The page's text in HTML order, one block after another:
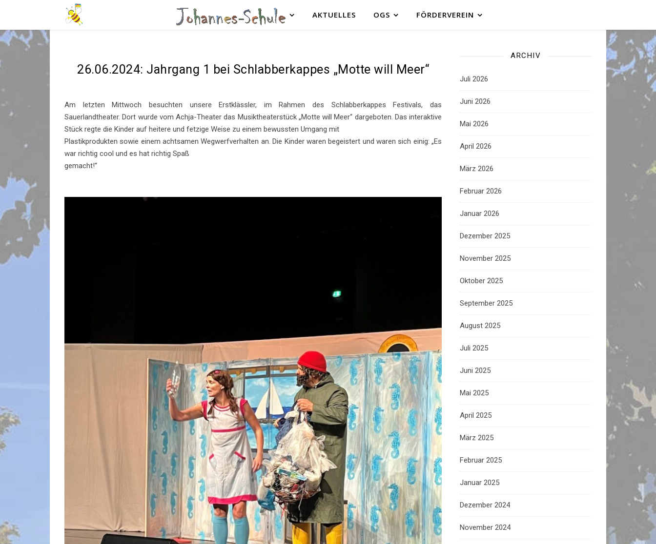
AKTUELLES OGS FÖRDERVEREIN
26.06.2024: Jahrgang 1 bei Schlabberkappes „Motte will Meer“
Am letzten Mittwoch besuchten unsere Erstklässler, im Rahmen des Schlabberkappes Festivals, das
Sauerlandtheater. Dort wurde vom Achja-Theater das Musiktheaterstück „Motte will Meer“ dargeboten. Das interaktive
Stück regte die Kinder auf heitere und fetzige Weise zu einem bewussten Umgang mit
Plastikprodukten sowie einem achtsamen Wegwerfverhalten an. Die Kinder waren begeistert und waren sich einig: „Es
war richtig cool und es hat richtig Spaß
gemacht!“
ARCHIV
Juli 2026
Juni 2026
Mai 2026
April 2026
März 2026
Februar 2026
Januar 2026
Dezember 2025
November 2025
Oktober 2025
September 2025
August 2025
Juli 2025
Juni 2025
Mai 2025
April 2025
März 2025
Februar 2025
Januar 2025
Dezember 2024
November 2024